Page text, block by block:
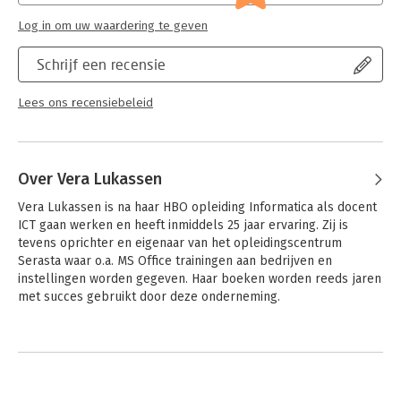
Schrijf een recensie
Lees ons recensiebeleid
Log in om uw waardering te geven
Over Vera Lukassen
Vera Lukassen is na haar HBO opleiding Informatica als docent
ICT gaan werken en heeft inmiddels 25 jaar ervaring. Zij is
tevens oprichter en eigenaar van het opleidingscentrum
Serasta waar o.a. MS Office trainingen aan bedrijven en
instellingen worden gegeven. Haar boeken worden reeds jaren
met succes gebruikt door deze onderneming.
Andere boeken door Vera Lukassen